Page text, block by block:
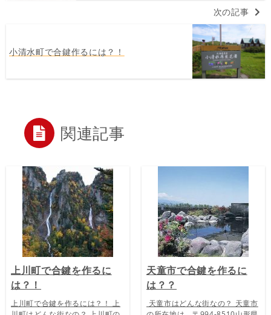
次の記事
小清水町で合鍵作るには？！
関連記事
上川町で合鍵を作るに
は？！
上川町で合鍵を作るには？！ 上
天童市で合鍵を作るに
は？？
天童市はどんな街なの？ 天童市